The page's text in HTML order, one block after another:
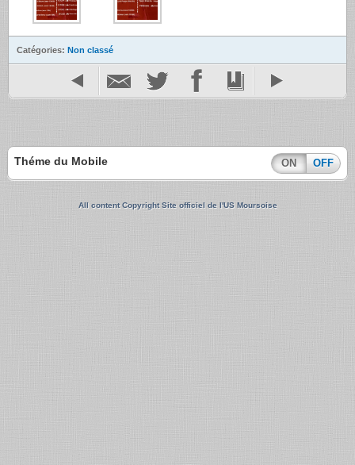
Catégories: Non classé
Théme du Mobile ON OFF
All content Copyright Site officiel de l'US Moursoise